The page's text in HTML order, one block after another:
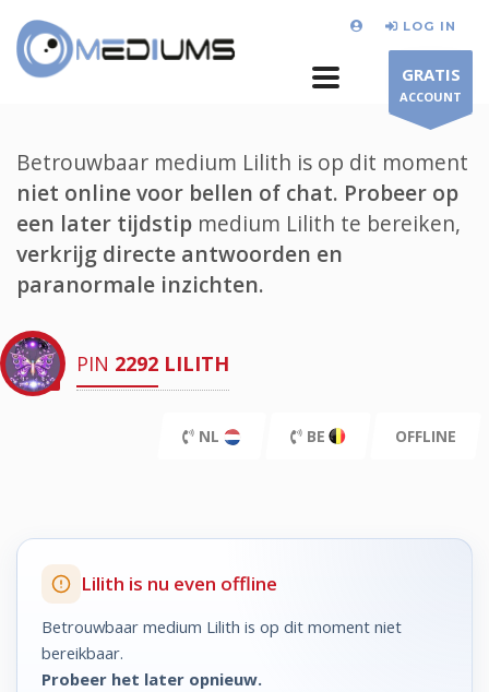
LOG IN
GRATIS
ACCOUNT
Betrouwbaar medium Lilith is op dit moment
niet online voor bellen of chat. Probeer op
een later tijdstip medium Lilith te bereiken,
verkrijg directe antwoorden en
paranormale inzichten.
PIN 2292 LILITH
NL BE OFFLINE
Lilith is nu even offline
Betrouwbaar medium Lilith is op dit moment niet
bereikbaar.
Probeer het later opnieuw.